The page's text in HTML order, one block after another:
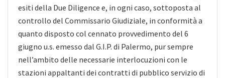
esiti della Due Diligence e, in ogni caso, sottoposta al
controllo del Commissario Giudiziale, in conformità a
quanto disposto col cennato provvedimento del 6
giugno u.s. emesso dal G.I.P. di Palermo, pur sempre
nell’ambito delle necessarie interlocuzioni con le
stazioni appaltanti dei contratti di pubblico servizio di